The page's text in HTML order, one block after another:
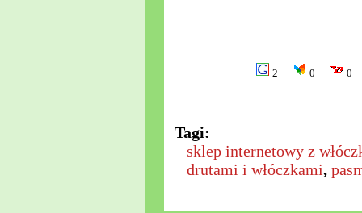
2 0 0
Tagi:
sklep internetowy z
drutami i włóczkami,